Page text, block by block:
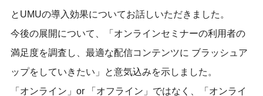
とUMUの導入効果についてお話しいただきました。
今後の展開について、「オンラインセミナーの利用者の
満足度を調査し、最適な配信コンテンツに ブラッシュア
ップをしていきたい」と意気込みを示しました。
「オンライン」or 「オフライン」ではなく、「オンライ